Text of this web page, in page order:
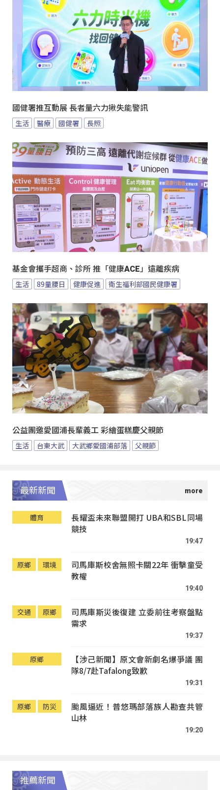
國健署推互動展 長者量六力揪失能警訊
生活 醫療 國健署 長照
基金會攜手超商、診所 推「健康ACE」遠離疾病
生活 89量腰日 健康促進 衛生福利部國民健康署
公益團邀愛國浦長輩義工 彩繪蛋糕慶父親節
生活 台東大武 大武鄉愛國浦部落 父親節
最新新聞
體育
長耀盃未來聯盟開打 UBA和SBL同場
競技
19:47
原鄉 環境
司馬庫斯校舍無照卡關22年 衝擊童受
教權
19:40
交通 原鄉
司馬庫斯災後復建 立委前往考察盤點
需求
19:37
原鄉
【涉己新聞】原文會新劇名爆爭議 團
隊8/7赴Tafalong致歉
19:31
原鄉 防災
颱風逼近！普悠瑪部落族人勘查共管
山林
19:20
推薦新聞